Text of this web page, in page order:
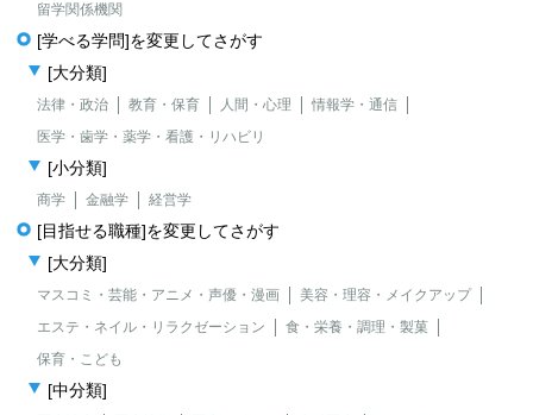
留学関係機関
[学べる学問]を変更してさがす
[大分類]
法律・政治 教育・保育 人間・心理
情報学・通信
医学・歯学・薬学・看護・リハビリ
[小分類]
商学 金融学 経営学
[目指せる職種]を変更してさがす
[大分類]
マスコミ・芸能・アニメ・声優・漫画
美容・理容・メイクアップ
エステ・ネイル・リラクゼーション
食・栄養・調理・製菓
保育・こども
[中分類]